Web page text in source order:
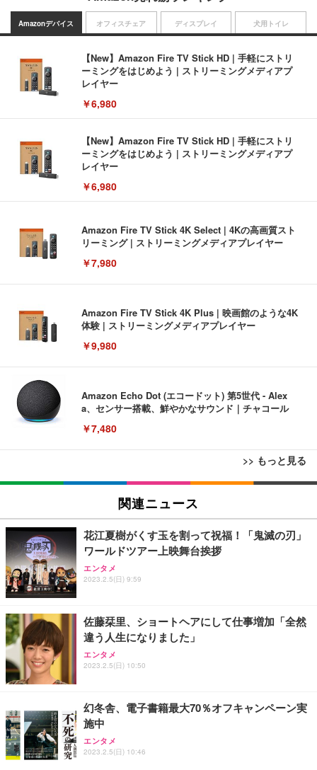
Amazonデバイス
【New】Amazon Fire TV Stick HD | 手軽にストリ
ーミングをはじめよう | ストリーミングメディアプ
レイヤー
￥6,980
【New】Amazon Fire TV Stick HD | 手軽にストリ
ーミングをはじめよう | ストリーミングメディアプ
レイヤー
￥6,980
Amazon Fire TV Stick 4K Select | 4Kの高画質スト
リーミング | ストリーミングメディアプレイヤー
￥7,980
Amazon Fire TV Stick 4K Plus | 映画館のような4K
体験 | ストリーミングメディアプレイヤー
￥9,980
Amazon Echo Dot (エコードット) 第5世代 - Alex
a、センサー搭載、鮮やかなサウンド｜チャコール
￥7,480
>> もっと見る
オフィスチェア
[EdoErgo] オフィスチェア 椅子 テレワーク 疲れな
い 跳ね上げ式アームレスト コンパクト 約105度ロッ
キング pc 事務椅子 360度回転 座面昇降 強化ナイロ
(黒網+黒枠+黒足)
￥5,699
SIHOO B100 オフィスチェア／デスクチェア メッシ
Sezlife オフィスチェア デスクチェア 疲れない テレ
ワーク チェア 強化バックレスト 30度ロッキング機
ョン PCチェア 通気性メッシュ ゲーミング/勉強/事
務用 おしゃれ パソコンチェア (ブラック)
￥7,680
Sezlife オフィスチェア デスクチェア 疲れない テレ
ワーク チェア 強化バックレスト 30度ロッキング機
ディスプレイ
EIZO ビジネス向けプレミアムモニター | FlexScan
EV3240X-WT | 31.5型4K UHD・USB Type-C・ホワ
￥105,595
EIZO ビジネス向けプレミアムモニター | FlexScan
EV2740X-WT | 27.0型4K UHD・USB Type-C・ホワ
￥109,572
【純正品】27"ゲーミングモニター DualSense 充電
フック付き（CFI-ZDM1J）
【整備済み品】Dell E2724HS 27インチ 液晶モニタ
ー フルHD（1920×1080）VA 非光沢 HDMI/DisplayP
犬用トイレ
Amazonベーシック ペットシーツ 薄型 レギュラー 1
回使い捨て 無香料 ホワイト 300枚
￥3,373
Amazonベーシック ペットシーツ 厚型 ワイド 42枚
ネオ・ルーライフ ネオ・オムツ L 中型犬用 26枚入
Smart Basic(スマートベーシック) 【Amazon.co.jp
限定】 Smart Basic アイリスオーヤマ ペットシーツ
関連ニュース
花江夏樹がくす玉を割って祝福！「鬼滅の刃」
ワールドツアー上映舞台挨拶
エンタメ
2023.2.5(日) 9:59
佐藤栞里、ショートヘアにして仕事増加「全然
違う人生になりました」
エンタメ
2023.2.5(日) 10:50
幻冬舎、電子書籍最大70％オフキャンペーン実
施中
エンタメ
2023.2.5(日) 10:46